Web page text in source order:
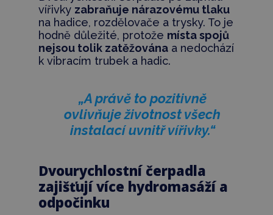
vířivky zabraňuje nárazovému tlaku
na hadice, rozdělovače a trysky. To je
hodně důležité, protože místa spojů
nejsou tolik zatěžovánaa nedochází
k vibracím trubek a hadic.
„A právě to pozitivně
ovlivňuje životnost všech
instalací uvnitř vířivky.“
Dvourychlostní čerpadla
zajišťují více hydromasáží a
odpočinku